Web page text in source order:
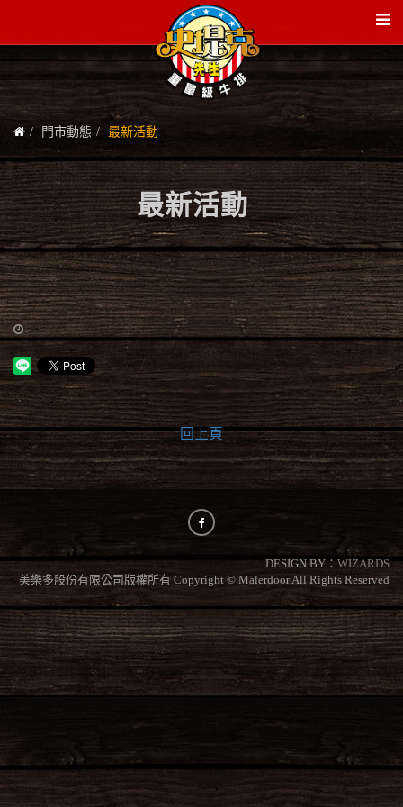
門市動態 最新活動
最新活動
回上頁
DESIGN BY：WIZARDS
美樂多股份有限公司版權所有 Copyright © Malerdoor All Rights Reserved